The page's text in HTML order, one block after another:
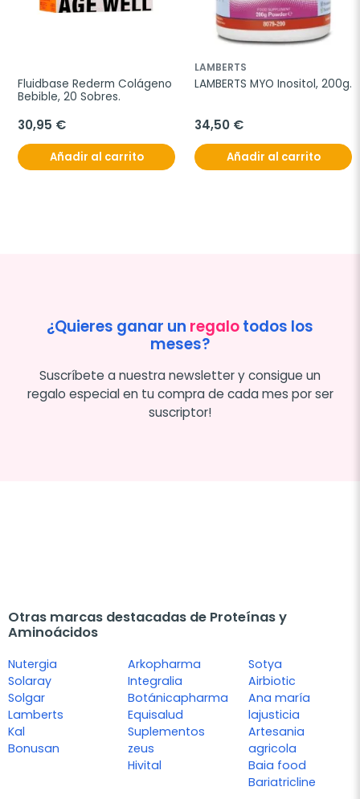
Fluidbase Rederm Colágeno
Bebible, 20 Sobres.
30,95 €
Añadir al carrito
LAMBERTS
LAMBERTS MYO Inositol, 200g.
34,50 €
Añadir al carrito
¿Quieres ganar un regalotodos los
meses?
Suscríbete a nuestra newsletter y consigue un
regalo especial en tu compra de cada mes por ser
suscriptor!
Otras marcas destacadas de Proteínas y
Aminoácidos
Nutergia
Solaray
Solgar
Lamberts
Kal
Bonusan
Arkopharma
Integralia
Botánicapharma
Equisalud
Suplementos
zeus
Hivital
Sotya
Airbiotic
Ana maría
lajusticia
Artesania
agricola
Baia food
Bariatricline